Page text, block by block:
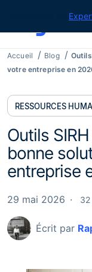
Accueil Blog
votre entreprise en
RESSOURCES
Outils
bonne
entreprise
Écrit par
29 mai 2026 32